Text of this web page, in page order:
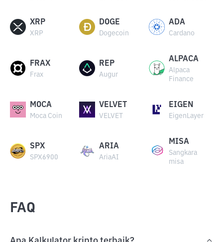
XRP
XRP
DOGE
Dogecoin
ADA
Cardano
FRAX
Frax
REP
Augur
ALPACA
Alpaca
Finance
MOCA
Moca Coin
VELVET
VELVET
EIGEN
EigenLayer
SPX
SPX6900
ARIA
AriaAI
MISA
Sangkara
misa
FAQ